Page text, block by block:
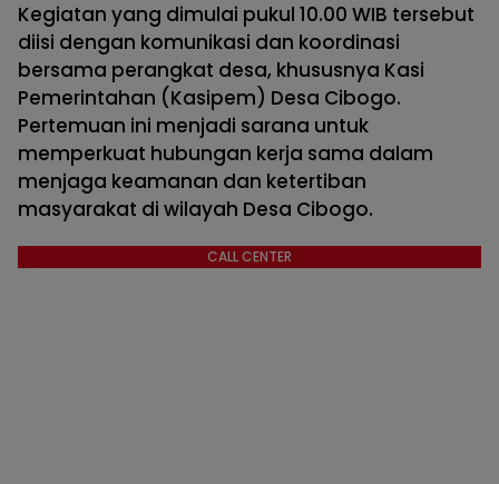
Kegiatan yang dimulai pukul 10.00 WIB tersebut
diisi dengan komunikasi dan koordinasi
bersama perangkat desa, khususnya Kasi
Pemerintahan (Kasipem) Desa Cibogo.
Pertemuan ini menjadi sarana untuk
memperkuat hubungan kerja sama dalam
menjaga keamanan dan ketertiban
masyarakat di wilayah Desa Cibogo.
CALL CENTER